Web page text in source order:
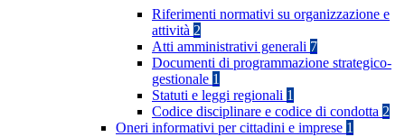
Riferimenti normativi su organizzazione e
attività 2
Atti amministrativi generali 7
Documenti di programmazione strategico-
gestionale 1
Statuti e leggi regionali 1
Codice disciplinare e codice di condotta 2
Oneri informativi per cittadini e imprese 1